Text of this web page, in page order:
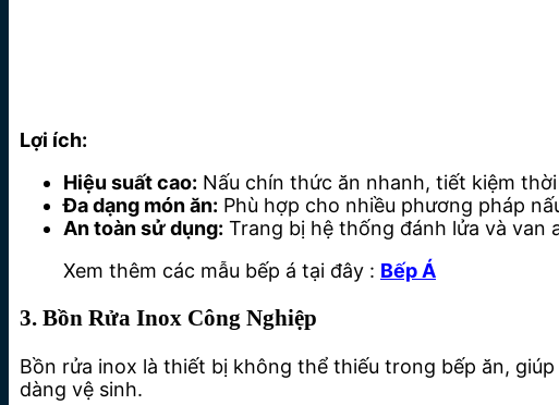
Lợi ích:
Hiệu suất cao: Nấu chín thức ăn nhanh, tiết kiệm
Đa dạng món ăn: Phù hợp cho nhiều phương pháp
An toàn sử dụng: Trang bị hệ thống đánh lửa và van
Xem thêm các mẫu bếp á tại đây : Bếp Á
3. Bồn Rửa Inox Công Nghiệp
Bồn rửa inox là thiết bị không thể thiếu trong bếp ăn,
dàng vệ sinh.